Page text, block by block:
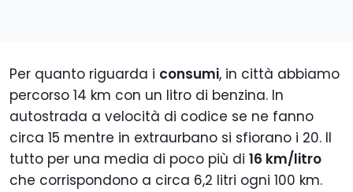
Per quanto riguarda i consumi, in città abbiamo
percorso 14 km con un litro di benzina. In
autostrada a velocità di codice se ne fanno
circa 15 mentre in extraurbano si sfiorano i 20. Il
tutto per una media di poco più di 16 km/litro
che corrispondono a circa 6,2 litri ogni 100 km.